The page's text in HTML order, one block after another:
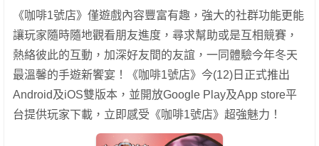
《咖啡1號店》僅遊戲內容豐富有趣，強大的社群功能更能
讓玩家隨時隨地觀看朋友進度，尋求幫助或是互相競賽，
熱絡彼此的互動，加深好友間的友誼，一同體驗今年冬天
最溫馨的手遊新饗宴！《咖啡1號店》今(12)日正式推出
Android及iOS雙版本，並開放Google Play及App store平
台提供玩家下載，立即感受《咖啡1號店》超強魅力！